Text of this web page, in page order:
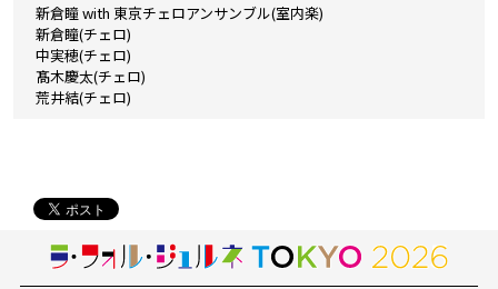
新倉瞳 with 東京チェロアンサンブル(室内楽)
新倉瞳(チェロ)
中実穂(チェロ)
髙木慶太(チェロ)
荒井結(チェロ)